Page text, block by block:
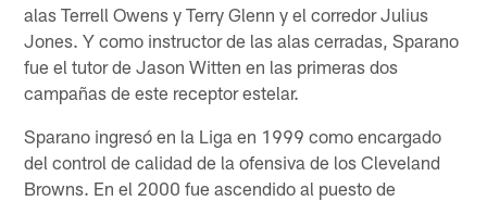
alas Terrell Owens y Terry Glenn y el corredor Julius
Jones. Y como instructor de las alas cerradas, Sparano
fue el tutor de Jason Witten en las primeras dos
campañas de este receptor estelar.
Sparano ingresó en la Liga en 1999 como encargado
del control de calidad de la ofensiva de los Cleveland
Browns. En el 2000 fue ascendido al puesto de